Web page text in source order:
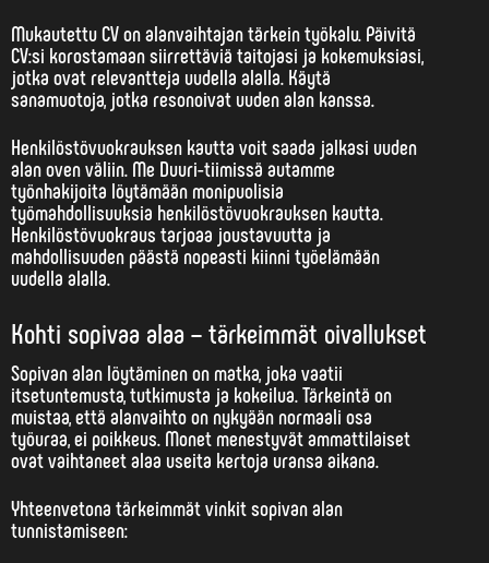
Mukautettu CV on alanvaihtajan tärkein työkalu. Päivitä
CV:si korostamaan siirrettäviä taitojasi ja kokemuksiasi,
jotka ovat relevantteja uudella alalla. Käytä
sanamuotoja, jotka resonoivat uuden alan kanssa.
Henkilöstövuokrauksen kautta voit saada jalkasi uuden
alan oven väliin. Me Duuri-tiimissä autamme
työnhakijoita löytämään monipuolisia
työmahdollisuuksia henkilöstövuokrauksen kautta.
Henkilöstövuokraus tarjoaa joustavuutta ja
mahdollisuuden päästä nopeasti kiinni työelämään
uudella alalla.
Kohti sopivaa alaa – tärkeimmät oivallukset
Sopivan alan löytäminen on matka, joka vaatii
itsetuntemusta, tutkimusta ja kokeilua. Tärkeintä on
muistaa, että alanvaihto on nykyään normaali osa
työuraa, ei poikkeus. Monet menestyvät ammattilaiset
ovat vaihtaneet alaa useita kertoja uransa aikana.
Yhteenvetona tärkeimmät vinkit sopivan alan
tunnistamiseen: